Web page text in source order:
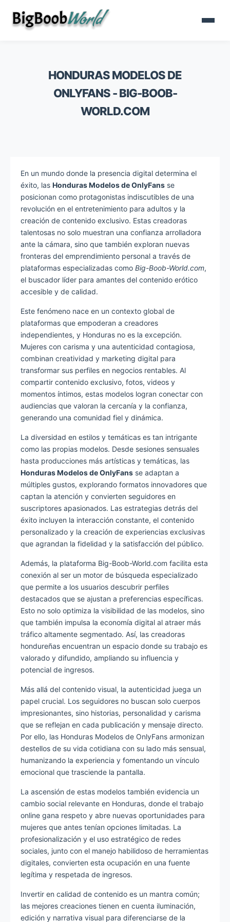
HONDURAS MODELOS DE
ONLYFANS - BIG-BOOB-
WORLD.COM
En un mundo donde la presencia digital determina el
éxito, las Honduras Modelos de OnlyFans se
posicionan como protagonistas indiscutibles de una
revolución en el entretenimiento para adultos y la
creación de contenido exclusivo. Estas creadoras
talentosas no solo muestran una confianza arrolladora
ante la cámara, sino que también exploran nuevas
fronteras del emprendimiento personal a través de
plataformas especializadas como Big-Boob-World.com,
el buscador líder para amantes del contenido erótico
accesible y de calidad.
Este fenómeno nace en un contexto global de
plataformas que empoderan a creadores
independientes, y Honduras no es la excepción.
Mujeres con carisma y una autenticidad contagiosa,
combinan creatividad y marketing digital para
transformar sus perfiles en negocios rentables. Al
compartir contenido exclusivo, fotos, videos y
momentos íntimos, estas modelos logran conectar con
audiencias que valoran la cercanía y la confianza,
generando una comunidad fiel y dinámica.
La diversidad en estilos y temáticas es tan intrigante
como las propias modelos. Desde sesiones sensuales
hasta producciones más artísticas y temáticas, las
Honduras Modelos de OnlyFans se adaptan a
múltiples gustos, explorando formatos innovadores que
captan la atención y convierten seguidores en
suscriptores apasionados. Las estrategias detrás del
éxito incluyen la interacción constante, el contenido
personalizado y la creación de experiencias exclusivas
que agrandan la fidelidad y la satisfacción del público.
Además, la plataforma Big-Boob-World.com facilita esta
conexión al ser un motor de búsqueda especializado
que permite a los usuarios descubrir perfiles
destacados que se ajustan a preferencias específicas.
Esto no solo optimiza la visibilidad de las modelos, sino
que también impulsa la economía digital al atraer más
tráfico altamente segmentado. Así, las creadoras
hondureñas encuentran un espacio donde su trabajo es
valorado y difundido, ampliando su influencia y
potencial de ingresos.
Más allá del contenido visual, la autenticidad juega un
papel crucial. Los seguidores no buscan solo cuerpos
impresionantes, sino historias, personalidad y carisma
que se reflejan en cada publicación y mensaje directo.
Por ello, las Honduras Modelos de OnlyFans armonizan
destellos de su vida cotidiana con su lado más sensual,
humanizando la experiencia y fomentando un vínculo
emocional que trasciende la pantalla.
La ascensión de estas modelos también evidencia un
cambio social relevante en Honduras, donde el trabajo
online gana respeto y abre nuevas oportunidades para
mujeres que antes tenían opciones limitadas. La
profesionalización y el uso estratégico de redes
sociales, junto con el manejo habilidoso de herramientas
digitales, convierten esta ocupación en una fuente
legítima y respetada de ingresos.
Invertir en calidad de contenido es un mantra común;
las mejores creaciones tienen en cuenta iluminación,
edición y narrativa visual para diferenciarse de la